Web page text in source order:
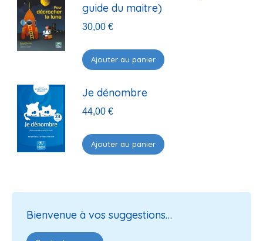
guide du maitre)
30,00 €
Ajouter au panier
Je dénombre
44,00 €
Ajouter au panier
Bienvenue à vos suggestions…